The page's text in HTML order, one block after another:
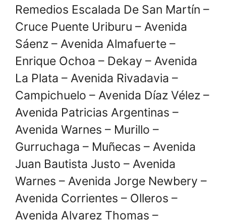
Remedios Escalada De San Martín –
Cruce Puente Uriburu – Avenida
Sáenz – Avenida Almafuerte –
Enrique Ochoa – Dekay – Avenida
La Plata – Avenida Rivadavia –
Campichuelo – Avenida Díaz Vélez –
Avenida Patricias Argentinas –
Avenida Warnes – Murillo –
Gurruchaga – Muñecas – Avenida
Juan Bautista Justo – Avenida
Warnes – Avenida Jorge Newbery –
Avenida Corrientes – Olleros –
Avenida Alvarez Thomas –